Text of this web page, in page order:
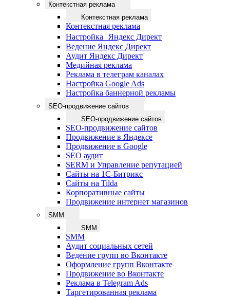
Контекстная реклама
Контекстная реклама
Контекстная реклама
Настройка Яндекс Директ
Ведение Яндекс Директ
Аудит Яндекс Директ
Медийная реклама
Реклама в телеграм каналах
Настройка Google Ads
Настройка баннерной рекламы
SEO-продвижение сайтов
SEO-продвижение сайтов
SEO-продвижение сайтов
Продвижение в Яндексе
Продвижение в Google
SEO аудит
SERM и Управление репутацией
Сайты на 1С-Битрикс
Сайты на Tilda
Корпоративные сайты
Продвижение интернет магазинов
SMM
SMM
SMM
Аудит социальных сетей
Ведение групп во Вконтакте
Оформление групп Вконтакте
Продвижение во Вконтакте
Реклама в Telegram Ads
Таргетированная реклама